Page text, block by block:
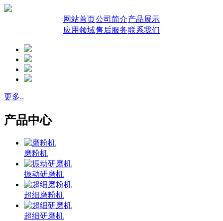
网站首页公司简介产品展示
应用领域售后服务联系我们
更多..
产品中心
磨粉机
振动研磨机
超细磨粉机
超细研磨机